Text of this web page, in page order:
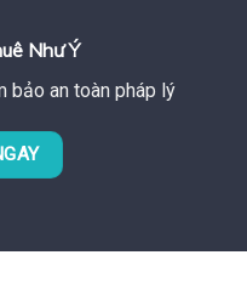
Như Ý
bảo an toàn pháp lý